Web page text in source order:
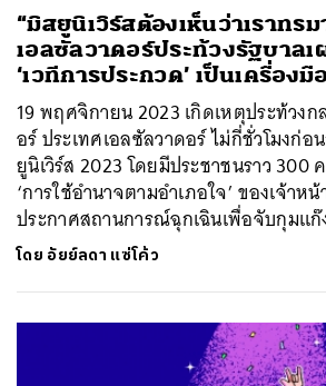
“มิสยูนิเวิร์สต้องเห็นว่าเราทร
เอลซัลวาดอร์ประท้วงรัฐบาลเ
‘เวทีการประกวด’ เป็นเครื่อง
19 พฤศจิกายน 2023 เกิดเหตุประท้วงก
อร์ ประเทศเอลซัลวาดอร์ ไม่กี่ชั่วโมงก่
ยูนิเวิร์ส 2023 โดยมีประชาชนราว
‘การใช้อำนาจตามอำเภอใจ’ ของเจ้าห
ประกาศสถานการณ์ฉุกเฉินเพื่อจับกุมแ
โดย อัยย์ลดา แซ่โค้ว